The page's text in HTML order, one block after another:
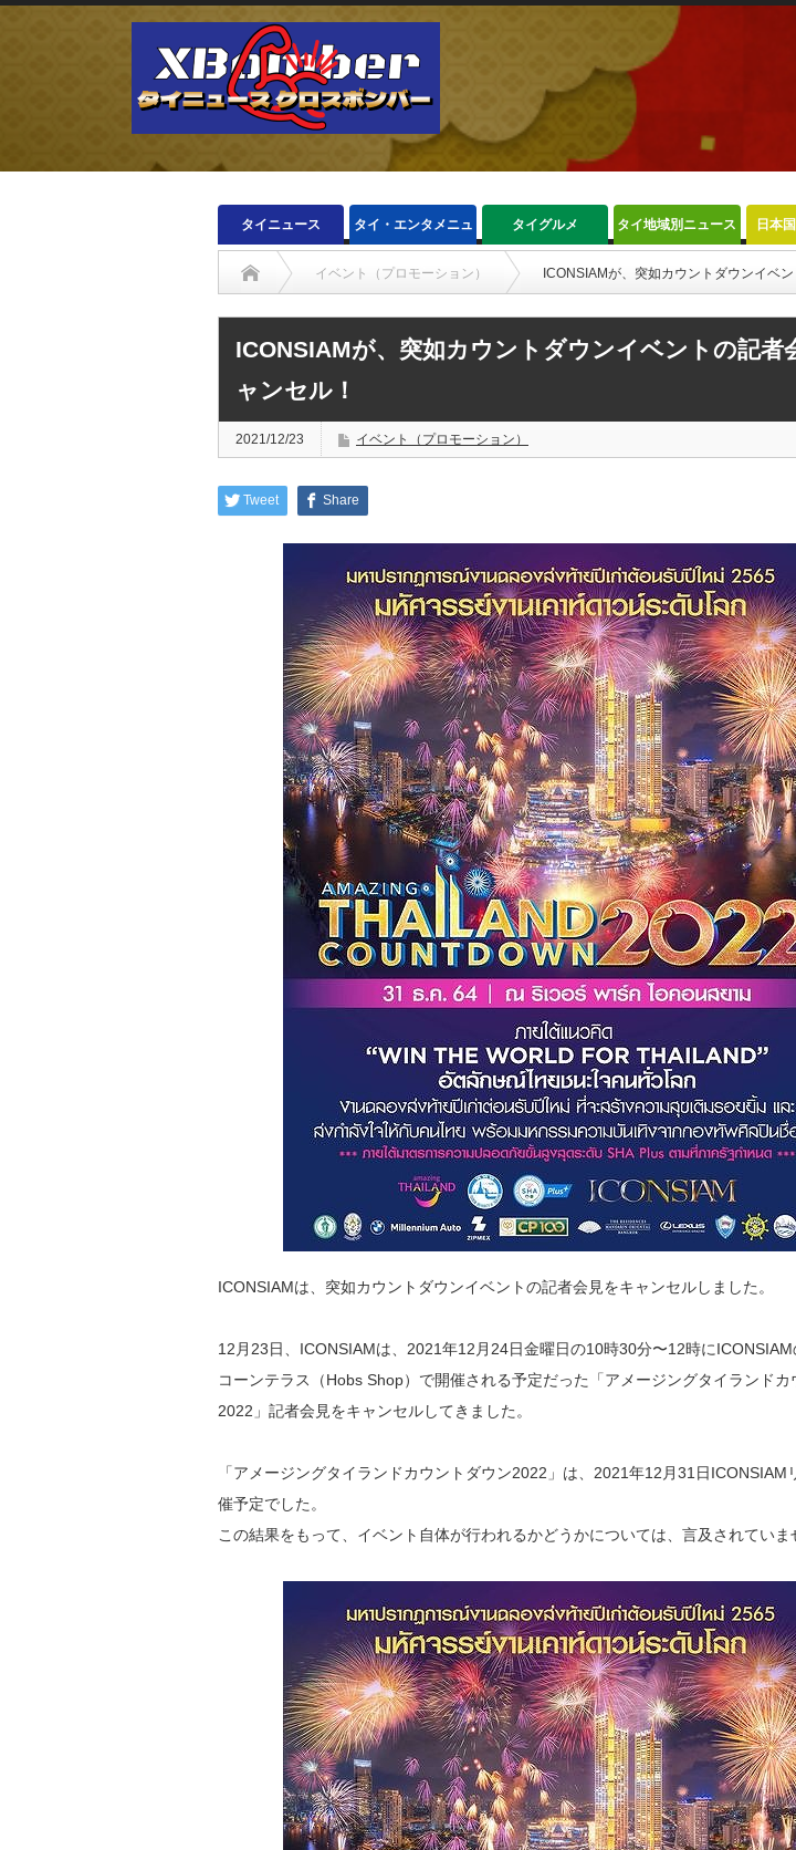
タイニュース タイ・エンタメニュ タイグルメ タイ地域別ニュース 日本
イベント（プロモーション） ICONSIAMが、突如カウントダウンイベ
ICONSIAMが、突如カウントダウンイベントの記者
ャンセル！
2021/12/23 イベント（プロモーション）
Tweet Share
ICONSIAMは、突如カウントダウンイベントの記者会見をキャンセルしました。
12月23日、ICONSIAMは、2021年12月24日金曜日の10時30分〜12時に
コーンテラス（Hobs Shop）で開催される予定だった「アメージングタイランドカ
2022」記者会見をキャンセルしてきました。
「アメージングタイランドカウントダウン2022」は、2021年12月31日ICONSIAM
催予定でした。
この結果をもって、イベント自体が行われるかどうかについては、言及されていま